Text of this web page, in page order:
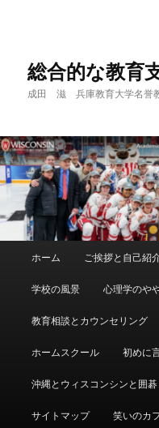
へ
移
動
移
動
総合的な教育
成田 滋 兵庫教育大学名誉
ホーム ご挨拶と自己紹
学校の風景 心理学のや
教育相談とカウンセリング
ホームスクール 初めに
沖縄とウィスコンシンと囲碁
サイトマップ 笑いのカ